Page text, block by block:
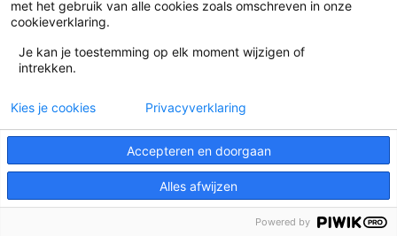
www.cultuurconnect.be
Theme:Illdy.© Cultuurconnect
met het gebruik van alle cookies zoals omschreven in onze
cookieverklaring.
Je kan je toestemming op elk moment wijzigen of
intrekken.
Accepteren en doorgaan
Alles afwijzen
Kies je cookies Privacyverklaring
Powered by